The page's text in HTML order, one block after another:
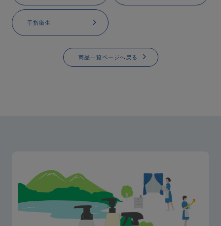
手指衛生
商品一覧ページへ戻る